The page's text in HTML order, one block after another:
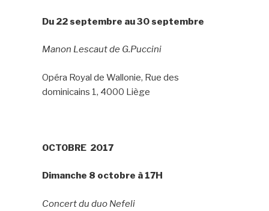
Du 22 septembre au 30 septembre
Manon Lescaut de G.Puccini
Opéra Royal de Wallonie, Rue des
dominicains 1, 4000 Liège
OCTOBRE 2017
Dimanche 8 octobre à 17H
Concert du duo Nefeli